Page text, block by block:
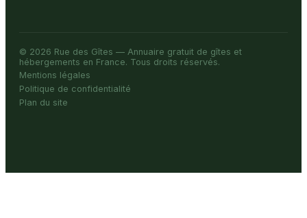
© 2026 Rue des Gîtes — Annuaire gratuit de gîtes et
hébergements en France. Tous droits réservés.
Mentions légales
Politique de confidentialité
Plan du site